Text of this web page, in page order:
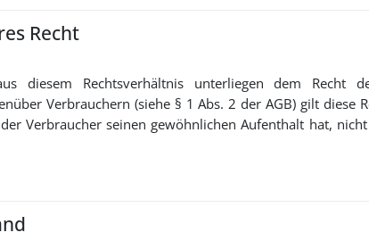
Recht
diesem Rechtsverhältnis unterliegen dem Recht
Verbrauchern (siehe § 1 Abs. 2 der AGB) gilt
Verbraucher seinen gewöhnlichen Aufenthalt hat,